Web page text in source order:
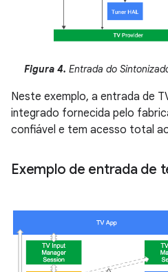
Figura 4. Entrada do
Neste exemplo, a entrada de
integrado fornecida pelo
confiável e tem acesso total
Exemplo de entrada de